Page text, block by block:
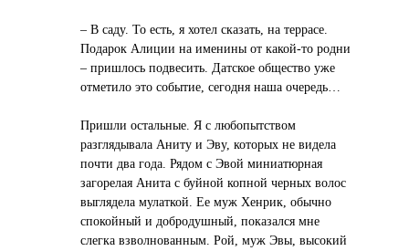
– В саду. То есть, я хотел сказать, на террасе.
Подарок Алиции на именины от какой-то родни
– пришлось подвесить. Датское общество уже
отметило это событие, сегодня наша очередь…
Пришли остальные. Я с любопытством
разглядывала Аниту и Эву, которых не видела
почти два года. Рядом с Эвой миниатюрная
загорелая Анита с буйной копной черных волос
выглядела мулаткой. Ее муж Хенрик, обычно
спокойный и добродушный, показался мне
слегка взволнованным. Рой, муж Эвы, высокий